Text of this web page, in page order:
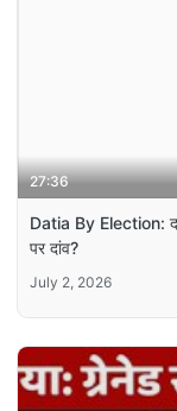
27:36
Datia By Election:
पर दांव?
July 2, 2026